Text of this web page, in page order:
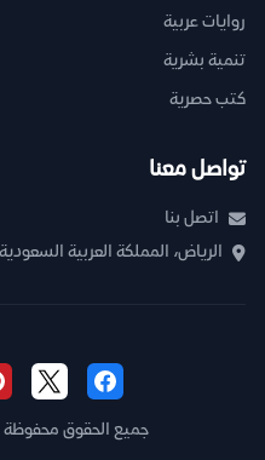
روايات عربية
تنمية بشرية
كتب حصرية
تواصل معنا
اتصل بنا
الرياض، المملكة العربية السعودية
جميع الحقوق محفوظة © 2026 مكتبة